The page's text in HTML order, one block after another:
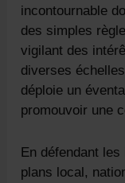
incontournable
des simples
vigilant des
diverses
déploie un
promouvoir une
En défendant
plans local,